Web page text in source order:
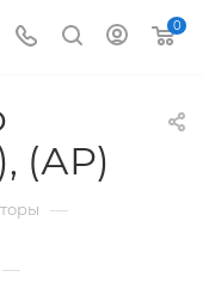
0
(АР)
—
—